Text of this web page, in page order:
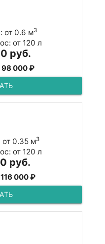
от 0.6 м3
от 120 л
руб.
98 000 ₽
от 0.35 м3
от 120 л
руб.
000 ₽